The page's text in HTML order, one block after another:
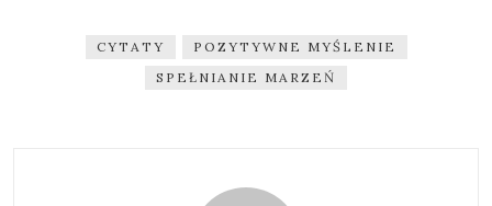
CYTATY
POZYTYWNE MYŚLENIE
SPEŁNIANIE MARZEŃ